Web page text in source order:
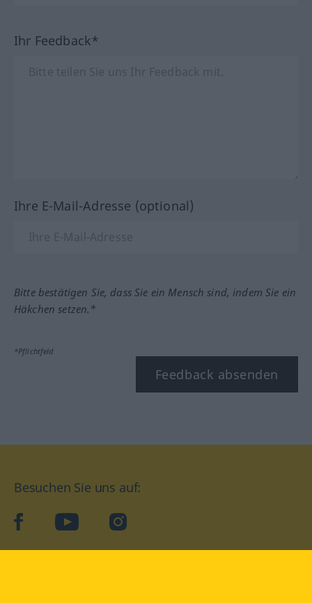
Ihr Feedback*
Ihre E-Mail-Adresse (optional)
Bitte bestätigen Sie, dass Sie ein Mensch sind, indem Sie ein
Häkchen setzen.*
*Pflichtfeld
Feedback absenden
Besuchen Sie uns auf:
facebookYouTube Instagram